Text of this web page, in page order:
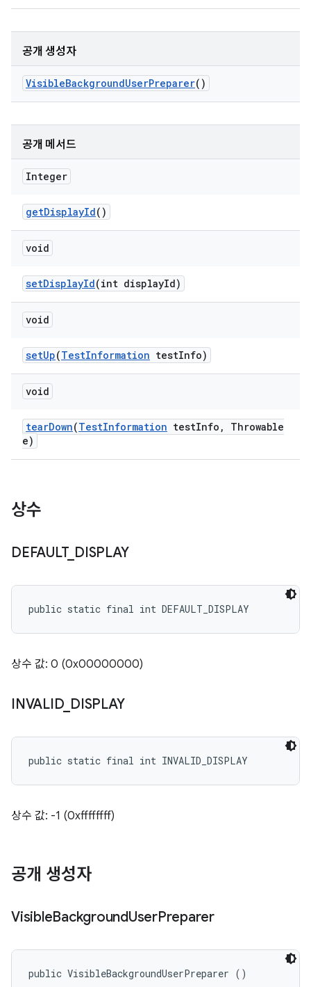
공개 생성자
VisibleBackgroundUserPreparer()
공개 메서드
Integer
getDisplayId()
void
setDisplayId(int displayId)
void
setUp(TestInformation testInfo)
void
tearDown(TestInformation testInfo ,
Throwable
e)
상수
DEFAULT_ DISPLAY
public static final int DEFAULT_DISPLAY
상수 값: 0 (0x00000000)
INVALID_ DISPLAY
public static final int INVALID_DISPLAY
상수 값: -1 (0xffffffff)
공개 생성자
VisibleBackgroundUserPreparer
public VisibleBackgroundUserPreparer ()